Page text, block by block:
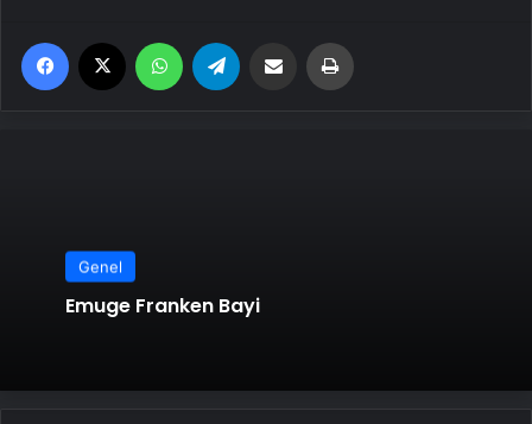
Facebook WhatsApp Email'den paylaş
Genel
Emuge Franken Bayi